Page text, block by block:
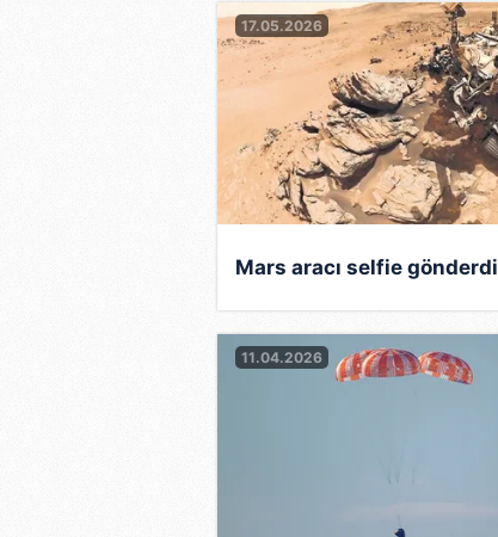
17.05.2026
Mars aracı selfie gönderdi
11.04.2026